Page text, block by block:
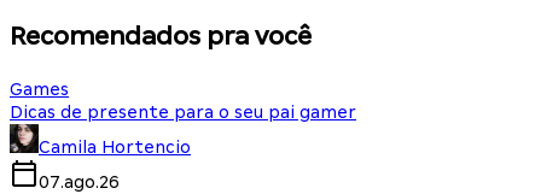
Recomendados pra você
Games
Dicas de presente para o seu pai gamer
Camila Hortencio
07.ago.26